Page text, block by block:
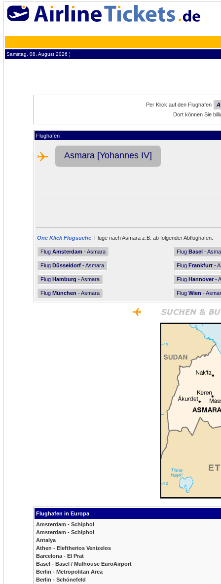
Samstag, 08. August 2026 ¦
Per Klick auf den Flughafen
Dort können Sie
Flughafen
Asmara [Yohannes IV]
One Klick Flugsuche: Flüge nach Asmara z.B. ab folgender Abflughafen:
Flug Amsterdam - Asmara Flug Basel -
Flug Düsseldorf - Asmara Flug Frankfurt -
Flug Hamburg - Asmara Flug Hannover -
Flug München - Asmara Flug Wien -
Flughafen in Europa
Amsterdam - Schiphol
Amsterdam - Schiphol
Antalya
Athen - Eleftherios Venizelos
Barcelona - El Prat
Basel - Basel / Mulhouse EuroAirport
Berlin - Metropolitan Area
Berlin - Schönefeld